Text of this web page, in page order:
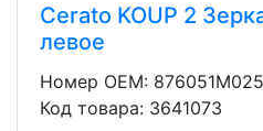
Cerato KOUP 2
левое
Номер OEM: 876051M025
Код товара: 3641073